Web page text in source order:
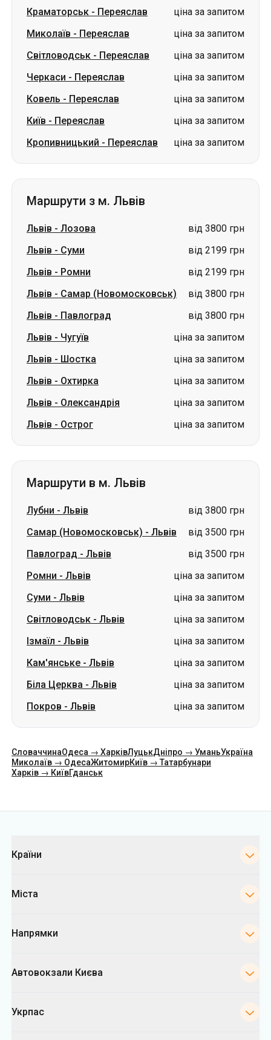
Краматорськ - Переяслав
ціна за запитом
Миколаїв - Переяслав
ціна за запитом
Світловодськ - Переяслав
ціна за запитом
Черкаси - Переяслав
ціна за запитом
Ковель - Переяслав
ціна за запитом
Київ - Переяслав
ціна за запитом
Кропивницький - Переяслав ціна за запитом
Маршрути з м. Львів
Львів - Лозова
від 3800 грн
Львів - Суми
від 2199 грн
Львів - Ромни
від 2199 грн
Львів - Самар (Новомосковськ)
від 3800 грн
Львів - Павлоград
від 3800 грн
Львів - Чугуїв
ціна за запитом
Львів - Шостка
ціна за запитом
Львів - Охтирка
ціна за запитом
Львів - Олександрія
ціна за запитом
Львів - Острог ціна за запитом
Маршрути в м. Львів
Лубни - Львів
від 3800 грн
Самар (Новомосковськ) - Львів
від 3500 грн
Павлоград - Львів
від 3500 грн
Ромни - Львів
ціна за запитом
Суми - Львів
ціна за запитом
Світловодськ - Львів
ціна за запитом
Ізмаїл - Львів
ціна за запитом
Кам'янське - Львів
ціна за запитом
Біла Церква - Львів
ціна за запитом
Покров - Львів ціна за запитом
СловаччинаОдеса → ХарківЛуцькДніпро → УманьУкраїна
Миколаїв → ОдесаЖитомирКиїв → Татарбунари
Харків → КиївГданськ
Країни
Міста
Напрямки
Автовокзали Києва
Укрпас